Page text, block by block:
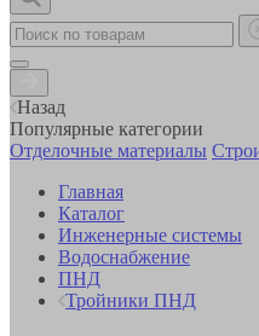
Назад
Популярные категории
Отделочные материалы
Главная
Каталог
Инженерные системы
Водоснабжение
ПНД
Тройники ПНД